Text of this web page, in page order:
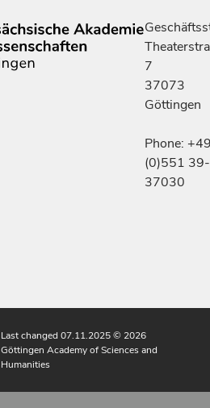
7
37073
Göttingen
Phone:
(0)551 39-
37030
Last changed 07.11.2025© 2026
Göttingen Academy of Sciences and
Humanities